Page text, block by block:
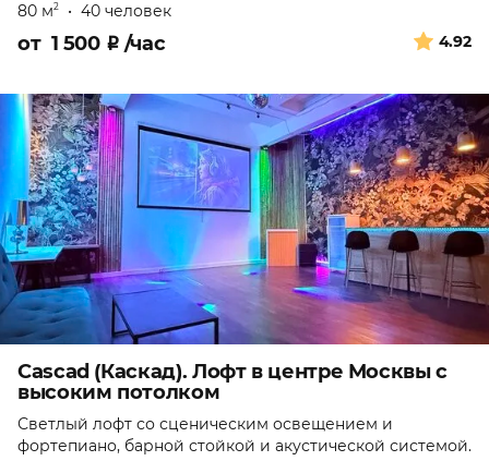
80 м2 • 40 человек
4.92
от 1 500 ₽ /час
Cascad (Каскад). Лофт в центре Москвы с
высоким потолком
Светлый лофт со сценическим освещением и
фортепиано, барной стойкой и акустической системой.